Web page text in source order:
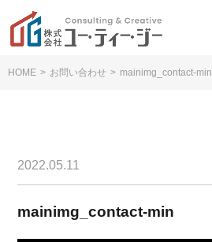
HOME > お問い合わせ > mainimg_contact-min
2022.05.11
mainimg_contact-min